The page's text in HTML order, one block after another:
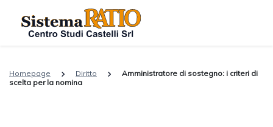
Homepage Diritto
Amministratore di sostegno: i criteri di
scelta per la nomina